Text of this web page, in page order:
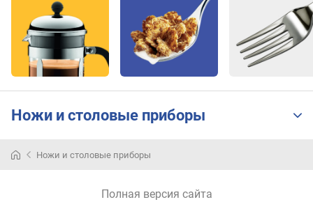
Ножи и столовые приборы
Ножи и столовые приборы
Полная версия сайта